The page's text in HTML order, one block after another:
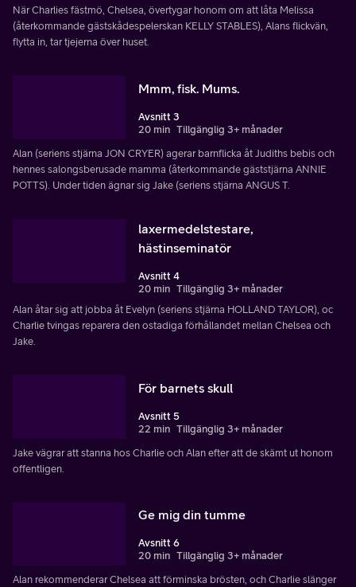
När Charlies fästmö, Chelsea, övertygar honom om att låta Melissa
(återkommande gästskådespelerskan KELLY STABLES), Alans flickvän,
flytta in, tar tjejerna över huset.
Mmm, fisk. Mums.
Avsnitt 3
20 min Tillgänglig 3+ månader
Alan (seriens stjärna JON CRYER) agerar barnflicka åt Judiths bebis och
hennes salongsberusade mamma (återkommande gäststjärna ANNIE
POTTS). Under tiden ägnar sig Jake (seriens stjärna ANGUS T.
laxermedelstestare,
hästinseminatör
Avsnitt 4
20 min Tillgänglig 3+ månader
Alan åtar sig att jobba åt Evelyn (seriens stjärna HOLLAND TAYLOR), oc
Charlie tvingas reparera den ostadiga förhållandet mellan Chelsea och
Jake.
För barnets skull
Avsnitt 5
22 min Tillgänglig 3+ månader
Jake vägrar att stanna hos Charlie och Alan efter att de skämt ut honom
offentligen.
Ge mig din tumme
Avsnitt 6
20 min Tillgänglig 3+ månader
Alan rekommenderar Chelsea att förminska brösten, och Charlie slänger